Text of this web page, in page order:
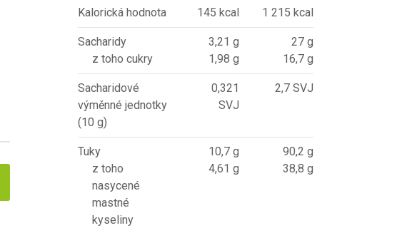
Kalorická hodnota 145 kcal 1 215 kcal
Sacharidy
z toho cukry
3,21 g
1,98 g
27 g
16,7 g
Sacharidové
výměnné jednotky
(10 g)
0,321
SVJ
2,7 SVJ
Tuky
z toho
nasycené
mastné
kyseliny
10,7 g
4,61 g
90,2 g
38,8 g